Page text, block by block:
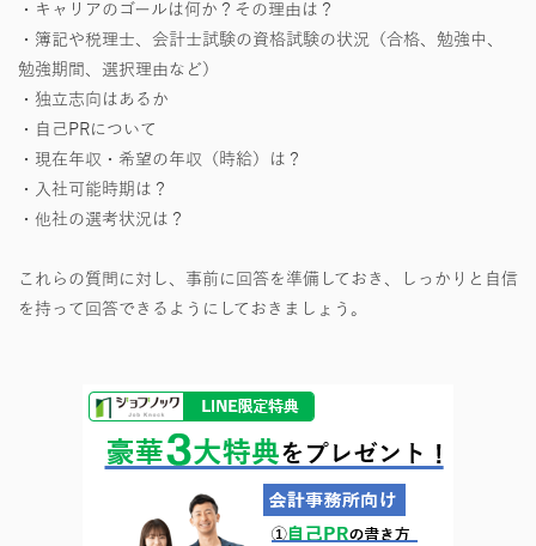
・キャリアのゴールは何か？その理由は？
・簿記や税理士、会計士試験の資格試験の状況（合格、勉強中、
勉強期間、選択理由など）
・独立志向はあるか
・自己PRについて
・現在年収・希望の年収（時給）は？
・入社可能時期は？
・他社の選考状況は？
これらの質問に対し、事前に回答を準備しておき、しっかりと自信
を持って回答できるようにしておきましょう。